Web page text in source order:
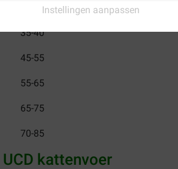
Instellingen aanpassen
dagelijkse hoeveelheid (g)
35-40
45-55
55-65
65-75
70-85
kattenvoer